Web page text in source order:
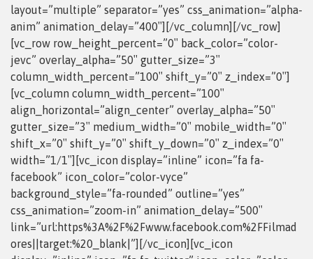
layout=”multiple” separator=”yes” css_animation=”alpha-
anim” animation_delay=”400″][/vc_column][/vc_row]
[vc_row row_height_percent=”0″ back_color=”color-
jevc” overlay_alpha=”50″ gutter_size=”3″
column_width_percent=”100″ shift_y=”0″ z_index=”0″]
[vc_column column_width_percent=”100″
align_horizontal=”align_center” overlay_alpha=”50″
gutter_size=”3″ medium_width=”0″ mobile_width=”0″
shift_x=”0″ shift_y=”0″ shift_y_down=”0″ z_index=”0″
width=”1/1″][vc_icon display=”inline” icon=”fa fa-
facebook” icon_color=”color-vyce”
background_style=”fa-rounded” outline=”yes”
css_animation=”zoom-in” animation_delay=”500″
link=”url:https%3A%2F%2Fwww.facebook.com%2FFilmad
ores||target:%20_blank|”][/vc_icon][vc_icon